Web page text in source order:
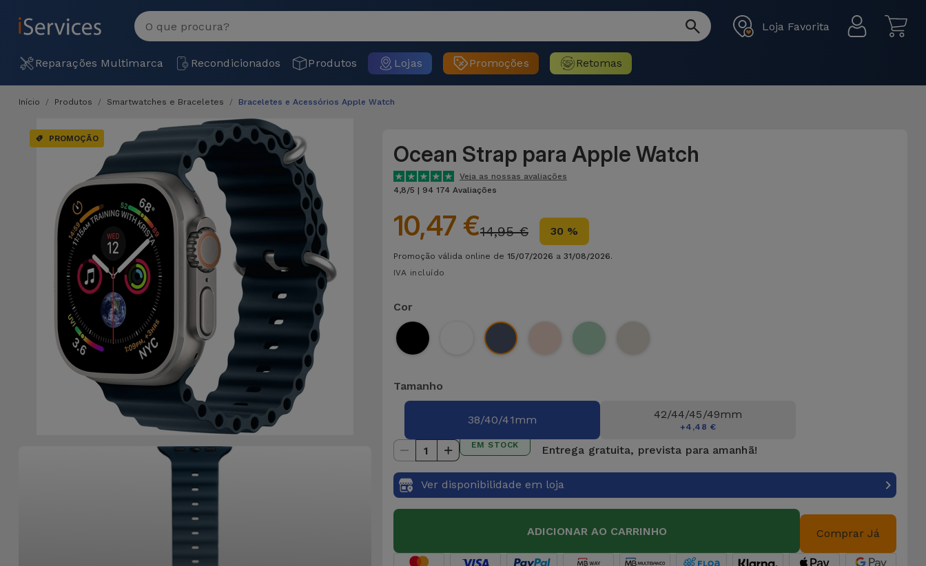
Loja Favorita
Reparações Multimarca Recondicionados Produtos Lojas Promoções Retomas
MENU
Ver
Início Produtos Smartwatches e Braceletes Braceletes e Acessórios Apple Watch
PROMOÇÃO
Ocean Strap para Apple Watch
Veja as nossas avaliações
4,8/5 | 94 174 Avaliações
10,47 €14,95 € 30 %
Promoção válida online de 15/07/2026 a 31/08/2026.
IVA incluído
Cor
Tamanho
38/40/41mm 42/44/45/49mm
+4,48 €
1 EM STOCK Entrega gratuita, prevista para amanhã!
Ver disponibilidade em loja
ADICIONAR AO CARRINHO Comprar Já